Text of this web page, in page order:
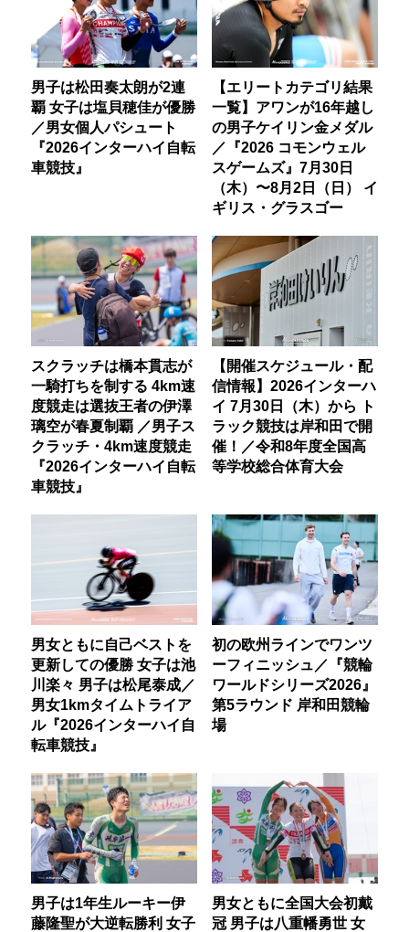
男子は松田奏太朗が2連
覇 女子は塩貝穂佳が優勝
／男女個人パシュート
『2026インターハイ自転
車競技』
【エリートカテゴリ結果
一覧】アワンが16年越し
の男子ケイリン金メダル
／『2026 コモンウェル
スゲームズ』7月30日
（木）〜8月2日（日） イ
ギリス・グラスゴー
スクラッチは橋本貫志が
一騎打ちを制する 4km速
度競走は選抜王者の伊澤
璃空が春夏制覇 ／男子ス
クラッチ・4km速度競走
『2026インターハイ自転
車競技』
【開催スケジュール・配
信情報】2026インターハ
イ 7月30日（木）から ト
ラック競技は岸和田で開
催！／令和8年度全国高
等学校総合体育大会
男女ともに自己ベストを
更新しての優勝 女子は池
川楽々 男子は松尾泰成／
男女1kmタイムトライア
ル『2026インターハイ自
転車競技』
初の欧州ラインでワンツ
ーフィニッシュ／『競輪
ワールドシリーズ2026』
第5ラウンド 岸和田競輪
場
男子は1年生ルーキー伊
藤隆聖が大逆転勝利 女子
男女ともに全国大会初戴
冠 男子は八重幡勇世 女